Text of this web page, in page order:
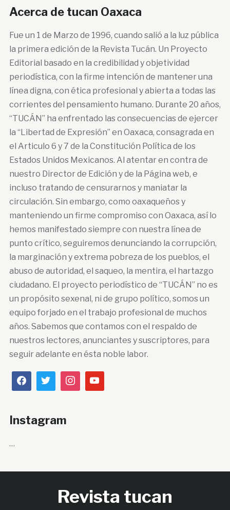
Acerca de tucan Oaxaca
Fue un 1 de Marzo de 1996, cuando salió a la luz pública
la primera edición de la Revista Tucán. Un Proyecto
Editorial basado en la credibilidad y objetividad
periodística, con la firme intención de mantener una
línea digna, con ética profesional y abierta a todas las
corrientes del pensamiento humano. Durante 20 años,
“TUCÁN” ha enfrentado las consecuencias de ejercer
la “Libertad de Expresión” en Oaxaca, consagrada en
el Articulo 6 y 7 de la Constitución Política de los
Estados Unidos Mexicanos. Al atentar en contra de
nuestro Director de Edición y de la Página web, e
incluso tratando de censurarnos y maniatar la
circulación. Sin embargo, como oaxaqueños y
manteniendo un firme compromiso con Oaxaca, así lo
hemos manifestado siempre con nuestra línea de
punto crítico, seguiremos denunciando la corrupción,
la marginación y extrema pobreza de los pueblos, el
abuso de autoridad, el saqueo, la mentira, el hartazgo
ciudadano. El proyecto periodístico de “TUCÁN” no es
un propósito sexenal, ni de grupo político, somos un
equipo forjado en el trabajo profesional de muchos
años. Sabemos que contamos con el respaldo de
nuestros lectores, anunciantes y suscriptores, para
seguir adelante en ésta noble labor.
Instagram
…
Revista tucan